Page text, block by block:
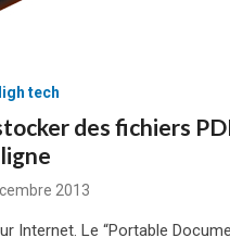
tech
des fichiers
ligne
2013
Internet. Le “Portable